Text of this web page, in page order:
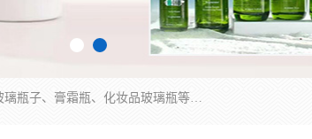
广州乐鑫玻璃制品有限公司是一家专业从事化妆品瓶子、化妆品玻璃瓶子、膏霜瓶、化妆品玻璃瓶等产品的集开发研制、生产、销售于一体的实业型玻璃制品生产企业。产品从设计、开模、试样、生产、蒙砂、抛光、喷涂、高低温单色及多色印刷，烫金（银）到交货实现一条龙服务。